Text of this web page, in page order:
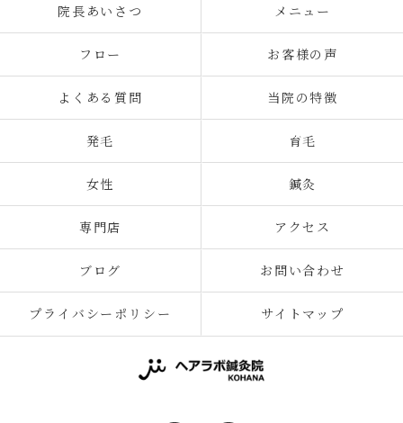
院長あいさつ メニュー
フロー お客様の声
よくある質問 当院の特徴
発毛 育毛
女性 鍼灸
専門店 アクセス
ブログ お問い合わせ
プライバシーポリシー サイトマップ